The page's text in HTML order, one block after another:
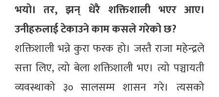
भयो। तर, झन् धेरै शक्तिशाली भएर आए।
उनीहरुलाई टेकाउने काम कसले गरेको छ?
शक्तिशाली भन्ने कुरा फरक हो। जस्तै राजा महेन्द्रले
सत्ता लिए, त्यो बेला शक्तिशाली भए। त्यो पञ्चायती
व्यवस्थाको ३० सालसम्म शासन गरे। त्यसको